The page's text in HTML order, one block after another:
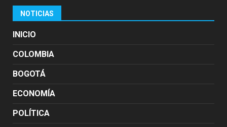
NOTICIAS
INICIO
COLOMBIA
BOGOTÁ
ECONOMÍA
POLÍTICA